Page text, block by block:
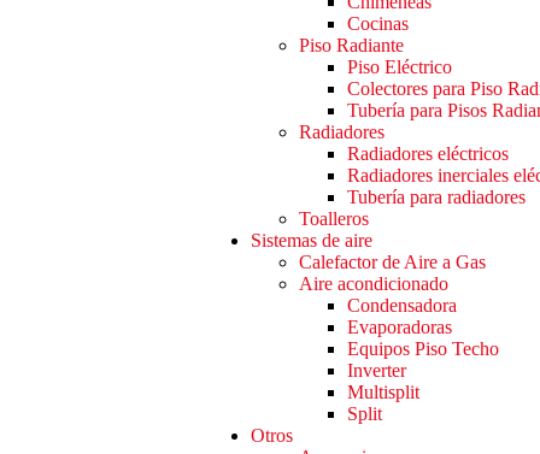
Cocinas
Piso Radiante
Piso Eléctrico
Colectores para Piso
Tubería para Pisos
Radiadores
Radiadores eléctricos
Radiadores inerciales
Tubería para radiadores
Toalleros
Sistemas de aire
Calefactor de Aire a Gas
Aire acondicionado
Condensadora
Evaporadoras
Equipos Piso Techo
Inverter
Multisplit
Split
Otros